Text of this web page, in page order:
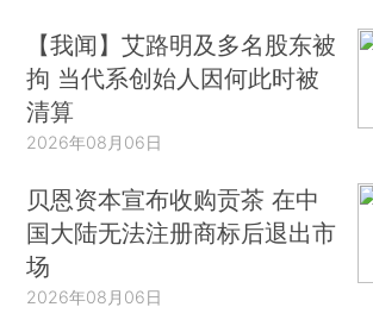
【我闻】艾路明及多名股东被
拘 当代系创始人因何此时被
清算
2026年08月06日
贝恩资本宣布收购贡茶 在中
国大陆无法注册商标后退出市
场
2026年08月06日